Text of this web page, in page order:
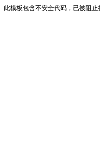
此模板包含不安全代码，已被阻止